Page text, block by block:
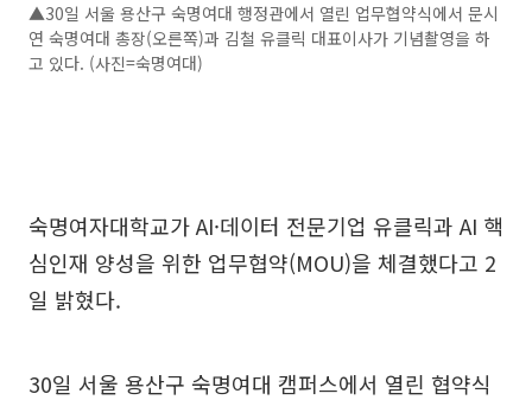
▲30일 서울 용산구 숙명여대 행정관에서 열린 업무협약식에서 문시
연 숙명여대 총장(오른쪽)과 김철 유클릭 대표이사가 기념촬영을 하
고 있다. (사진=숙명여대)
숙명여자대학교가 AI·데이터 전문기업 유클릭과 AI 핵
심인재 양성을 위한 업무협약(MOU)을 체결했다고 2
일 밝혔다.
30일 서울 용산구 숙명여대 캠퍼스에서 열린 협약식